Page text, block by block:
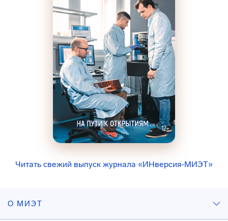
Читать свежий выпуск журнала «ИНверсия-МИЭТ»
О МИЭТ